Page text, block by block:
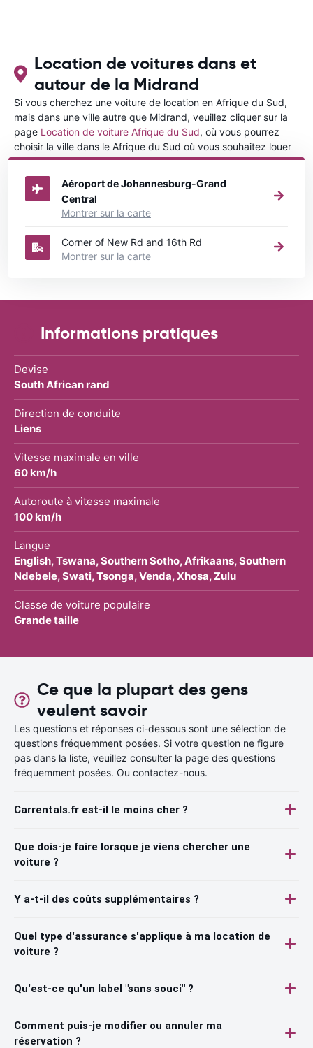
Location de voitures dans et
autour de la Midrand
Si vous cherchez une voiture de location en Afrique du Sud,
mais dans une ville autre que Midrand, veuillez cliquer sur la
page Location de voiture Afrique du Sud, où vous pourrez
choisir la ville dans le Afrique du Sud où vous souhaitez louer
une voiture.
Aéroport de Johannesburg-Grand
Central
Montrer sur la carte
Corner of New Rd and 16th Rd
Montrer sur la carte
Informations pratiques
Devise
South African rand
Direction de conduite
Liens
Vitesse maximale en ville
60 km/h
Autoroute à vitesse maximale
100 km/h
Langue
English, Tswana, Southern Sotho, Afrikaans, Southern
Ndebele, Swati, Tsonga, Venda, Xhosa, Zulu
Classe de voiture populaire
Grande taille
Ce que la plupart des gens
veulent savoir
Les questions et réponses ci-dessous sont une sélection de
questions fréquemment posées. Si votre question ne figure
pas dans la liste, veuillez consulter la page des questions
fréquemment posées. Ou contactez-nous.
Carrentals.fr est-il le moins cher ?
Que dois-je faire lorsque je viens chercher une
voiture ?
Y a-t-il des coûts supplémentaires ?
Quel type d'assurance s'applique à ma location de
voiture ?
Qu'est-ce qu'un label "sans souci" ?
Comment puis-je modifier ou annuler ma
réservation ?